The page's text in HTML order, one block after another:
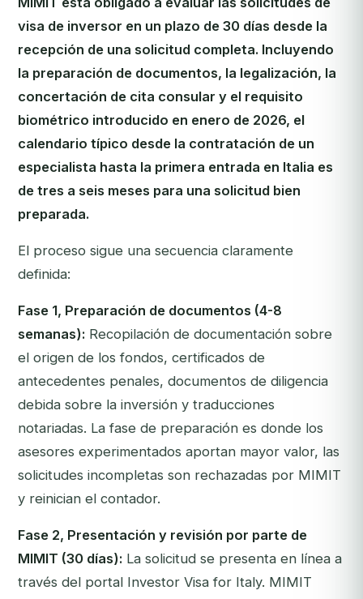
visa de inversor en un plazo de 30 días desde la
recepción de una solicitud completa. Incluyendo
la preparación de documentos, la legalización, la
concertación de cita consular y el requisito
biométrico introducido en enero de 2026, el
calendario típico desde la contratación de un
especialista hasta la primera entrada en Italia es
de tres a seis meses para una solicitud bien
preparada.
El proceso sigue una secuencia claramente
definida:
Fase 1, Preparación de documentos (4-8
semanas): Recopilación de documentación sobre
el origen de los fondos, certificados de
antecedentes penales, documentos de diligencia
debida sobre la inversión y traducciones
notariadas. La fase de preparación es donde los
asesores experimentados aportan mayor valor, las
solicitudes incompletas son rechazadas por MIMIT
y reinician el contador.
Fase 2, Presentación y revisión por parte de
MIMIT (30 días): La solicitud se presenta en línea a
través del portal Investor Visa for Italy. MIMIT